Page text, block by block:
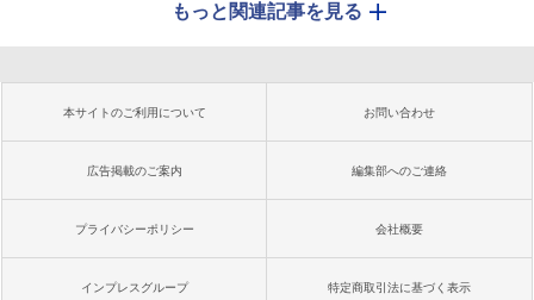
もっと関連記事を見る
本サイトのご利用について お問い合わせ
広告掲載のご案内 編集部へのご連絡
プライバシーポリシー 会社概要
インプレスグループ 特定商取引法に基づく表示